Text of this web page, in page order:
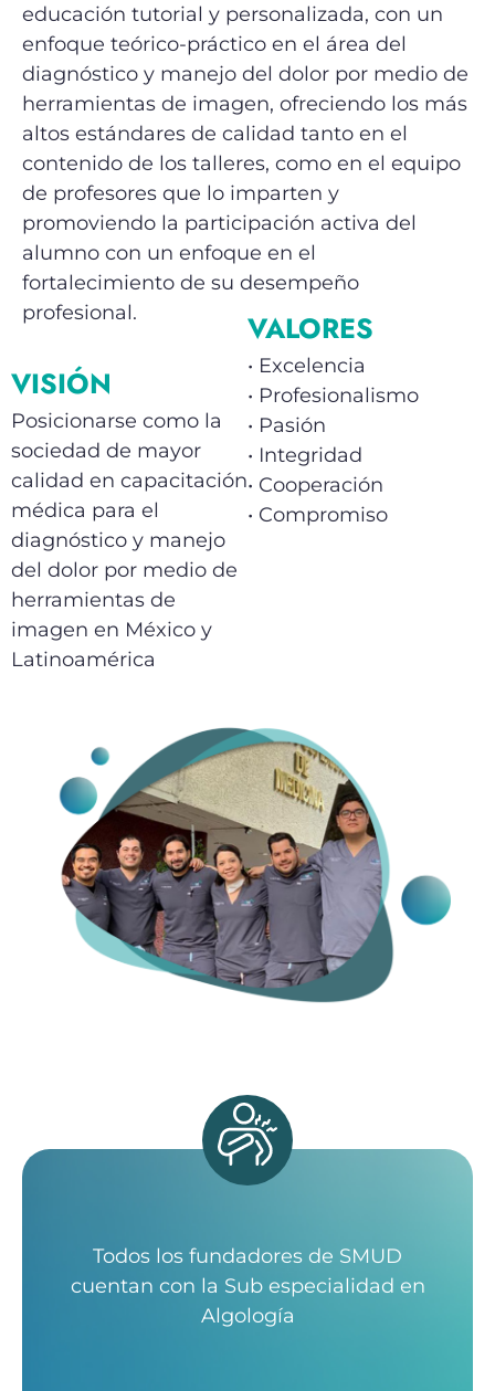
educación tutorial y personalizada, con un
enfoque teórico-práctico en el área del
diagnóstico y manejo del dolor por medio de
herramientas de imagen, ofreciendo los más
altos estándares de calidad tanto en el
contenido de los talleres, como en el equipo
de profesores que lo imparten y
promoviendo la participación activa del
alumno con un enfoque en el
fortalecimiento de su desempeño
profesional.
VISIÓN
Posicionarse como la
sociedad de mayor
calidad en capacitación
médica para el
diagnóstico y manejo
del dolor por medio de
herramientas de
imagen en México y
Latinoamérica
VALORES
• Excelencia
• Profesionalismo
• Pasión
• Integridad
• Cooperación
• Compromiso
Todos los fundadores de SMUD
cuentan con la Sub especialidad en
Algología